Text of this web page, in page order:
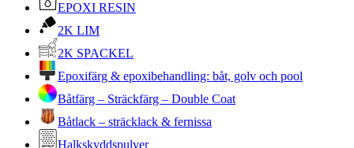
EPOXI RESIN
2K LIM
2K SPACKEL
Epoxifärg & epoxibehandling: båt, golv och pool
Båtfärg – Sträckfärg – Double Coat
Båtlack – sträcklack & fernissa
Halkskyddspulver